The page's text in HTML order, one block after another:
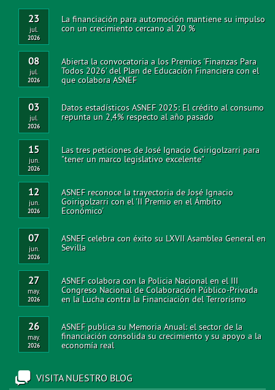
23
jul.
2026
La financiación para automoción mantiene su impulso
con un crecimiento cercano al 20 %
08
jul.
2026
Abierta la convocatoria a los Premios 'Finanzas Para
Todos 2026' del Plan de Educación Financiera con el
que colabora ASNEF
03
jul.
2026
Datos estadísticos ASNEF 2025: El crédito al consumo
repunta un 2,4% respecto al año pasado
15
jun.
2026
Las tres peticiones de José Ignacio Goirigolzarri para
"tener un marco legislativo excelente"
12
jun.
2026
ASNEF reconoce la trayectoria de José Ignacio
Goirigolzarri con el 'II Premio en el Ámbito
Económico'
07
jun.
2026
ASNEF celebra con éxito su LXVII Asamblea General en
Sevilla
27
may.
2026
ASNEF colabora con la Policia Nacional en el III
Congreso Nacional de Colaboración Público-Privada
en la Lucha contra la Financiación del Terrorismo
26
may.
2026
ASNEF publica su Memoria Anual: el sector de la
financiación consolida su crecimiento y su apoyo a la
economía real
VISITA NUESTRO BLOG